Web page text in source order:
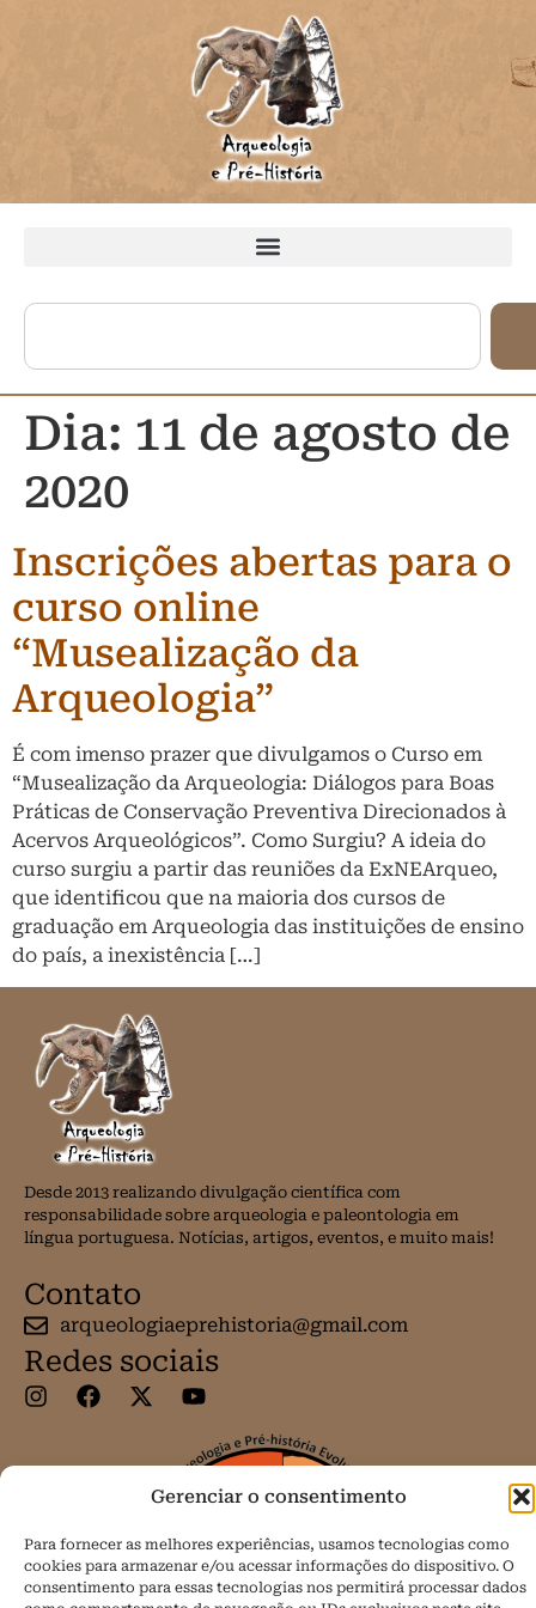
Gerenciar o consentimento
Para fornecer as melhores experiências, usamos tecnologias como
cookies para armazenar e/ou acessar informações do dispositivo. O
consentimento para essas tecnologias nos permitirá processar dados
Dia: 11 de agosto de
2020
Inscrições abertas para o
curso online
“Musealização da
Arqueologia”
É com imenso prazer que divulgamos o Curso em
“Musealização da Arqueologia: Diálogos para Boas
Práticas de Conservação Preventiva Direcionados à
Acervos Arqueológicos”. Como Surgiu? A ideia do
curso surgiu a partir das reuniões da ExNEArqueo,
que identificou que na maioria dos cursos de
graduação em Arqueologia das instituições de ensino
do país, a inexistência […]
Desde 2013 realizando divulgação científica com
responsabilidade sobre arqueologia e paleontologia em
língua portuguesa. Notícias, artigos, eventos, e muito mais!
Contato
arqueologiaeprehistoria@gmail.com
Redes sociais